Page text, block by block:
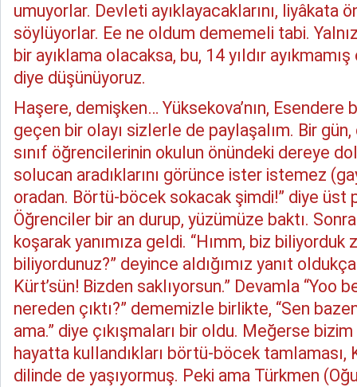
umuyorlar. Devleti ayıklayacaklarını, liyâkata
söylüyorlar. Ee ne oldum dememeli tabi.
bir ayıklama olacaksa, bu, 14 yıldır
diye düşünüyoruz.
Haşere, demişken… Yüksekova’nın, Esendere
geçen bir olayı sizlerle de paylaşalım. Bir
sınıf öğrencilerinin okulun önündeki dereye
solucan aradıklarını görünce ister istemez
oradan. Börtü-böcek sokacak şimdi!” diye üst
Öğrenciler bir an durup, yüzümüze baktı. Sonra
koşarak yanımıza geldi. “Hımm, biz biliyorduk
biliyordunuz?” deyince aldığımız yanıt oldukça
Kürt’sün! Bizden saklıyorsun.” Devamla “Yoo
nereden çıktı?” dememizle birlikte, “Sen
ama.” diye çıkışmaları bir oldu. Meğerse
hayatta kullandıkları börtü-böcek tamlaması,
dilinde de yaşıyormuş. Peki ama Türkmen